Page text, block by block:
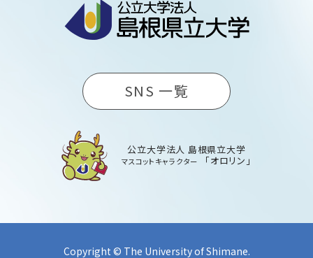
SNS 一覧
公立大学法人 島根県立大学
マスコットキャラクター 「オロリン」
Copyright © The University of Shimane.